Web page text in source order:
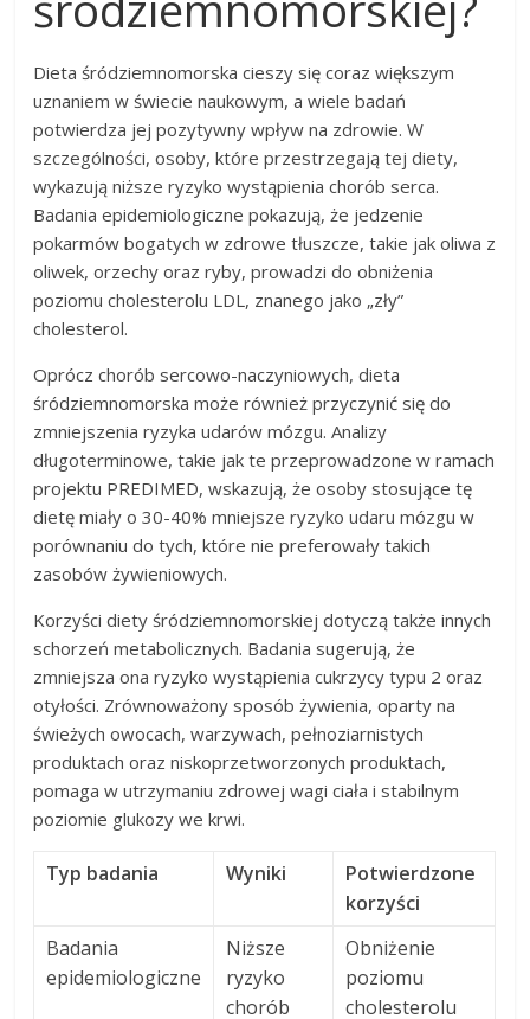
Dieta śródziemnomorska cieszy się coraz większym
uznaniem w świecie naukowym, a wiele badań
potwierdza jej pozytywny wpływ na zdrowie. W
szczególności, osoby, które przestrzegają tej diety,
wykazują niższe ryzyko wystąpienia chorób serca.
Badania epidemiologiczne pokazują, że jedzenie
pokarmów bogatych w zdrowe tłuszcze, takie jak oliwa z
oliwek, orzechy oraz ryby, prowadzi do obniżenia
poziomu cholesterolu LDL, znanego jako „zły”
cholesterol.
Oprócz chorób sercowo-naczyniowych, dieta
śródziemnomorska może również przyczynić się do
zmniejszenia ryzyka udarów mózgu. Analizy
długoterminowe, takie jak te przeprowadzone w ramach
projektu PREDIMED, wskazują, że osoby stosujące tę
dietę miały o 30-40% mniejsze ryzyko udaru mózgu w
porównaniu do tych, które nie preferowały takich
zasobów żywieniowych.
Korzyści diety śródziemnomorskiej dotyczą także innych
schorzeń metabolicznych. Badania sugerują, że
zmniejsza ona ryzyko wystąpienia cukrzycy typu 2 oraz
otyłości. Zrównoważony sposób żywienia, oparty na
świeżych owocach, warzywach, pełnoziarnistych
produktach oraz niskoprzetworzonych produktach,
pomaga w utrzymaniu zdrowej wagi ciała i stabilnym
poziomie glukozy we krwi.
Typ badania Wyniki
Potwierdzone
korzyści
Badania
epidemiologiczne
Niższe
ryzyko
chorób
Obniżenie
poziomu
cholesterolu